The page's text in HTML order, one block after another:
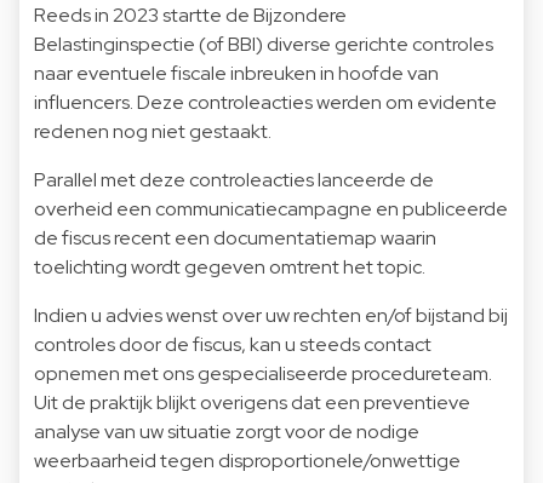
Reeds in 2023 startte de Bijzondere
Belastinginspectie (of BBI) diverse gerichte controles
naar eventuele fiscale inbreuken in hoofde van
influencers. Deze controleacties werden om evidente
redenen nog niet gestaakt.
Parallel met deze controleacties lanceerde de
overheid een communicatiecampagne en publiceerde
de fiscus recent een documentatiemap waarin
toelichting wordt gegeven omtrent het topic.
Indien u advies wenst over uw rechten en/of bijstand bij
controles door de fiscus, kan u steeds contact
opnemen met ons gespecialiseerde procedureteam.
Uit de praktijk blijkt overigens dat een preventieve
analyse van uw situatie zorgt voor de nodige
weerbaarheid tegen disproportionele/onwettige